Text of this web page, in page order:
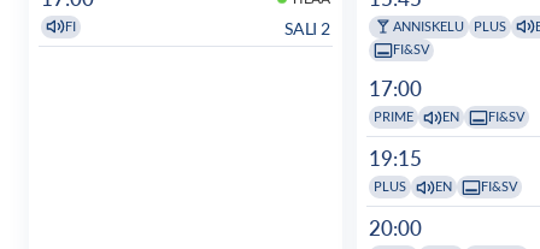
FI SALI 2 ANNISKELU PLUS
FI&SV
17:00
PRIME EN FI&SV
19:15
PLUS EN FI&SV
20:00